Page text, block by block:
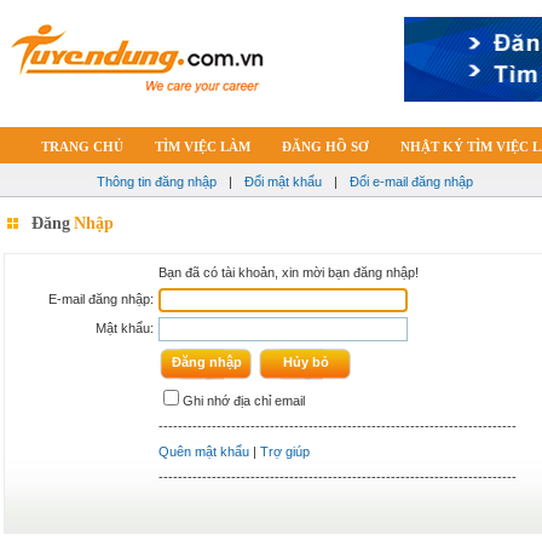
TRANG CHỦ TÌM VIỆC LÀM ĐĂNG HỒ SƠ NHẬT KÝ TÌM VIỆC
Thông tin đăng nhập | Đổi mật khẩu | Đổi e-mail đăng nhập
Đăng Nhập
Bạn đã có tài khoản, xin mời bạn đăng nhập!
E-mail đăng nhập:
Mật khẩu:
Ghi nhớ địa chỉ email
--------------------------------------------------------------------------
Quên mật khẩu | Trợ giúp
--------------------------------------------------------------------------